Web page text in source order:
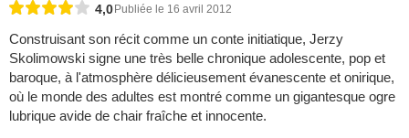
4,0 Publiée le 16 avril 2012
Construisant son récit comme un conte initiatique, Jerzy
Skolimowski signe une très belle chronique adolescente, pop et
baroque, à l'atmosphère délicieusement évanescente et onirique,
où le monde des adultes est montré comme un gigantesque ogre
lubrique avide de chair fraîche et innocente.